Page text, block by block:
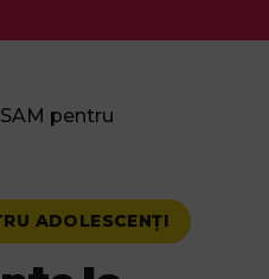
ADOLESCENȚI